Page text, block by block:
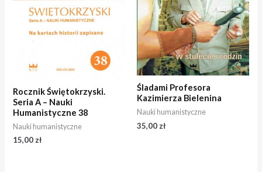
Rocznik Świętokrzyski.
Seria A – Nauki
Humanistyczne 38
Nauki humanistyczne
15,00 zł
Śladami Profesora
Kazimierza Bielenina
Nauki humanistyczne
35,00 zł